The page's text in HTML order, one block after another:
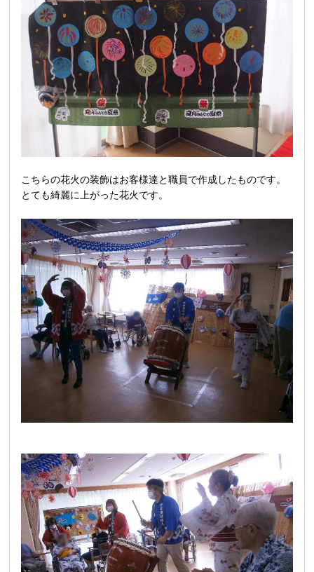
こちらの花火の装飾はお客様達と職員で作成したものです。
とても綺麗に上がった花火です。